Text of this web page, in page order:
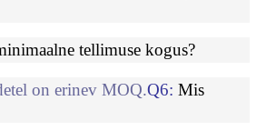
tellimuse kogus?
on erinev MOQ.Q6: Mis